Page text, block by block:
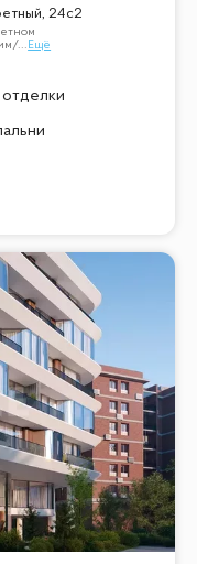
24с2
... Ещё
отделки